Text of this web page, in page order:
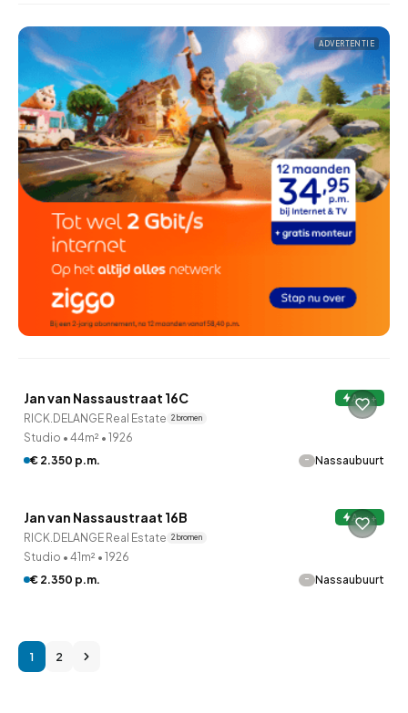
ADVERTENTIE
Jan van Nassaustraat 16C A+++
RICK.DELANGE Real Estate 2 bronnen
Studio • 44m² • 1926
€ 2.350 p.m.
- Nassaubuurt
QUICKLANE™
Jan van Nassaustraat 16B A+++
RICK.DELANGE Real Estate 2 bronnen
Studio • 41m² • 1926
€ 2.350 p.m.
- Nassaubuurt
1 2